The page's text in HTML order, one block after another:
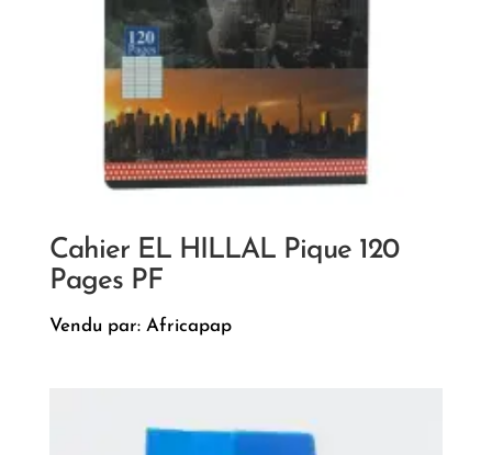
Cahier EL HILLAL Pique 120
Pages PF
Vendu par: Africapap